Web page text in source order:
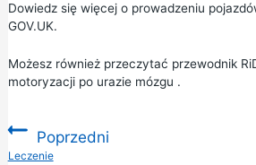
Dowiedz się więcej o prowadzeniu
GOV.UK.
Możesz również przeczytać przewodnik
motoryzacji po urazie mózgu .
Poprzedni
:Leczenie